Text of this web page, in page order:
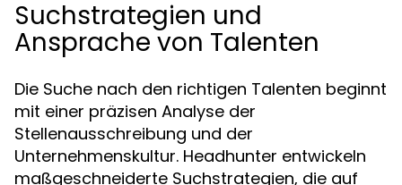
Suchstrategien und
Ansprache von Talenten
Die Suche nach den richtigen Talenten beginnt
mit einer präzisen Analyse der
Stellenausschreibung und der
Unternehmenskultur. Headhunter entwickeln
maßgeschneiderte Suchstrategien, die auf